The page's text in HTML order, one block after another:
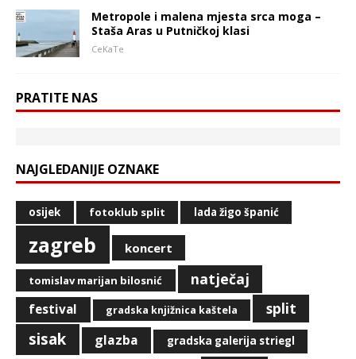
Metropole i malena mjesta srca moga –
Staša Aras u Putničkoj klasi
CeKaTe
PRATITE NAS
NAJGLEDANIJE OZNAKE
osijek fotoklub split lada žigo španić
zagreb koncert
tomislav marijan bilosnić natječaj
festival gradska knjižnica kaštela split
sisak glazba gradska galerija striegl